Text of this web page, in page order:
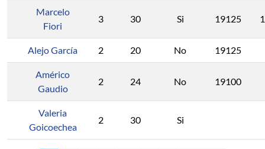
Marcelo
Fiori
3 30 Si 19125
Alejo García 2 20 No 19125
Américo
Gaudio
2 24 No 19100
Valeria
Goicoechea
2 30 Si